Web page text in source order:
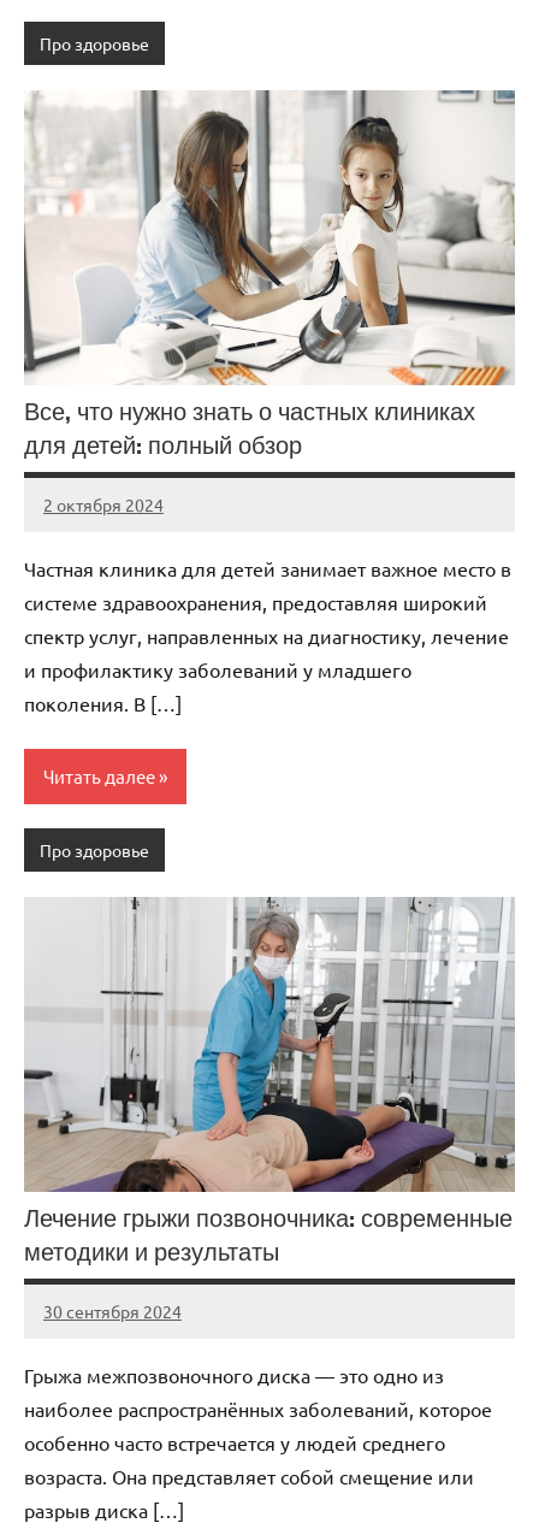
Про здоровье
Все, что нужно знать о частных клиниках
для детей: полный обзор
2 октября 2024
Avtor
Нет
Частная клиника для детей занимает важное место в
системе здравоохранения, предоставляя широкий
спектр услуг, направленных на диагностику, лечение
и профилактику заболеваний у младшего
поколения. В […]
Читать далее
Про здоровье
Лечение грыжи позвоночника: современные
методики и результаты
30 сентября 2024
Avtor
Нет
Грыжа межпозвоночного диска — это одно из
наиболее распространённых заболеваний, которое
особенно часто встречается у людей среднего
возраста. Она представляет собой смещение или
разрыв диска […]